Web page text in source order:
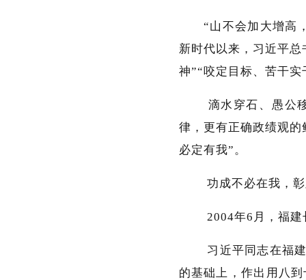
“山不会加大增高，
新时代以来，习近平
神”“咬定目标、苦干
滴水穿石、愚公移
律，更有正确政绩观
必定有我”。
功成不必在我，彰
2004年6月，福建长
习近平同志在福建
的基础上，作出用八